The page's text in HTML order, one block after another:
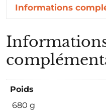
Informations
Poids
680 g